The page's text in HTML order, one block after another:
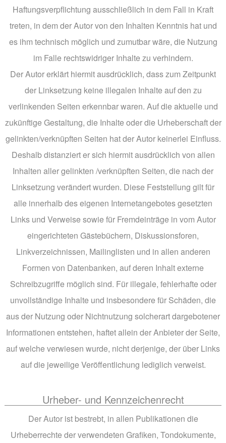
Haftungsverpflichtung ausschließlich in dem Fall in Kraft
treten, in dem der Autor von den Inhalten Kenntnis hat und
es ihm technisch möglich und zumutbar wäre, die Nutzung
im Falle rechtswidriger Inhalte zu verhindern.
Der Autor erklärt hiermit ausdrücklich, dass zum Zeitpunkt
der Linksetzung keine illegalen Inhalte auf den zu
verlinkenden Seiten erkennbar waren. Auf die aktuelle und
zukünftige Gestaltung, die Inhalte oder die Urheberschaft der
gelinkten/verknüpften Seiten hat der Autor keinerlei Einfluss.
Deshalb distanziert er sich hiermit ausdrücklich von allen
Inhalten aller gelinkten /verknüpften Seiten, die nach der
Linksetzung verändert wurden. Diese Feststellung gilt für
alle innerhalb des eigenen Internetangebotes gesetzten
Links und Verweise sowie für Fremdeinträge in vom Autor
eingerichteten Gästebüchern, Diskussionsforen,
Linkverzeichnissen, Mailinglisten und in allen anderen
Formen von Datenbanken, auf deren Inhalt externe
Schreibzugriffe möglich sind. Für illegale, fehlerhafte oder
unvollständige Inhalte und insbesondere für Schäden, die
aus der Nutzung oder Nichtnutzung solcherart dargebotener
Informationen entstehen, haftet allein der Anbieter der Seite,
auf welche verwiesen wurde, nicht derjenige, der über Links
auf die jeweilige Veröffentlichung lediglich verweist.
Urheber- und Kennzeichenrecht
Der Autor ist bestrebt, in allen Publikationen die
Urheberrechte der verwendeten Grafiken, Tondokumente,